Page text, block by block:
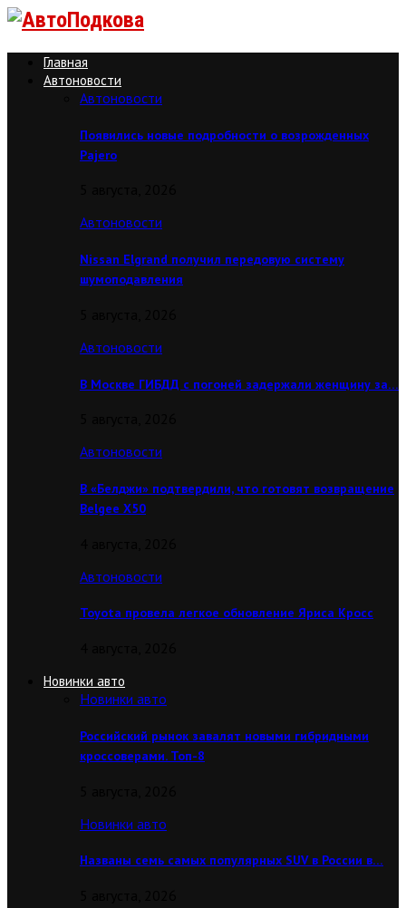
Главная
Автоновости
Автоновости
Появились новые подробности о возрожденных
Pajero
Автоновости
Nissan Elgrand получил передовую систему
шумоподавления
Автоновости
В Москве ГИБДД с погоней задержали женщину за…
Автоновости
В «Белджи» подтвердили, что готовят возвращение
Belgee X50
Автоновости
Toyota провела легкое обновление Яриса Кросс
Новинки авто
Новинки авто
Российский рынок завалят новыми гибридными
кроссоверами. Топ-8
Новинки авто
Названы семь самых популярных SUV в России в…